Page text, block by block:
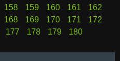
158 159 160 161
162
168 169 170 171
172
177 178 179 180